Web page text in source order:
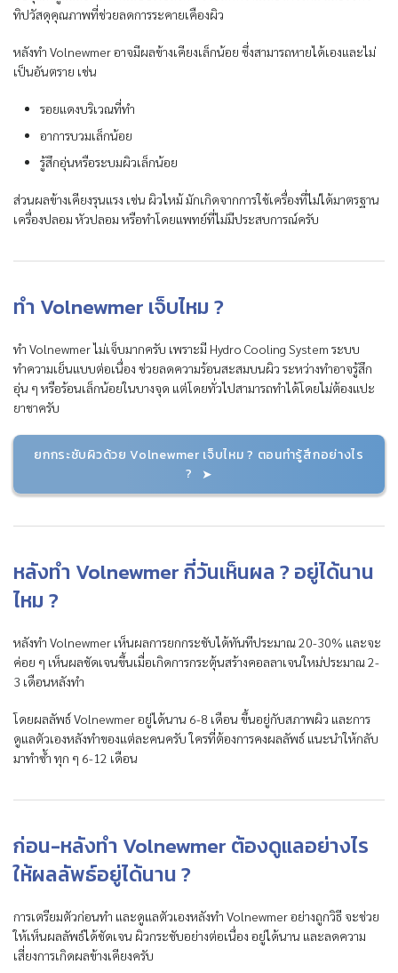
ทิปวัสดุคุณภาพที่ช่วยลดการระคายเคืองผิว
หลังทำ Volnewmer อาจมีผลข้างเคียงเล็กน้อย ซึ่งสามารถหายได้เองและไม่
เป็นอันตราย เช่น
รอยแดงบริเวณที่ทำ
อาการบวมเล็กน้อย
รู้สึกอุ่นหรือระบมผิวเล็กน้อย
ส่วนผลข้างเคียงรุนแรง เช่น ผิวไหม้ มักเกิดจากการใช้เครื่องที่ไม่ได้มาตรฐาน
เครื่องปลอม หัวปลอม หรือทำโดยแพทย์ที่ไม่มีประสบการณ์ครับ
ทำ Volnewmer เจ็บไหม ?
ทำ Volnewmer ไม่เจ็บมากครับ เพราะมี Hydro Cooling System ระบบ
ทำความเย็นแบบต่อเนื่อง ช่วยลดความร้อนสะสมบนผิว ระหว่างทำอาจรู้สึก
อุ่น ๆ หรือร้อนเล็กน้อยในบางจุด แต่โดยทั่วไปสามารถทำได้โดยไม่ต้องแปะ
ยาชาครับ
ยกกระชับผิวด้วย Volnewmer เจ็บไหม ? ตอนทำรู้สึกอย่างไร
?
หลังทำ Volnewmer กี่วันเห็นผล ? อยู่ได้นาน
ไหม ?
หลังทำ Volnewmer เห็นผลการยกกระชับได้ทันทีประมาณ 20-30% และจะ
ค่อย ๆ เห็นผลชัดเจนขึ้นเมื่อเกิดการกระตุ้นสร้างคอลลาเจนใหม่ประมาณ 2-
3 เดือนหลังทำ
โดยผลลัพธ์ Volnewmer อยู่ได้นาน 6-8 เดือน ขึ้นอยู่กับสภาพผิว และการ
ดูแลตัวเองหลังทำของแต่ละคนครับ ใครที่ต้องการคงผลลัพธ์ แนะนำให้กลับ
มาทำซ้ำ ทุก ๆ 6-12 เดือน
ก่อน-หลังทำ Volnewmer ต้องดูแลอย่างไร
ให้ผลลัพธ์อยู่ได้นาน ?
การเตรียมตัวก่อนทำ และดูแลตัวเองหลังทำ Volnewmer อย่างถูกวิธี จะช่วย
ให้เห็นผลลัพธ์ได้ชัดเจน ผิวกระชับอย่างต่อเนื่อง อยู่ได้นาน และลดความ
เสี่ยงการเกิดผลข้างเคียงครับ